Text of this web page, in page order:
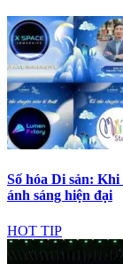
Số hóa Di sản:
ánh sáng hiện đại
HOT TIP